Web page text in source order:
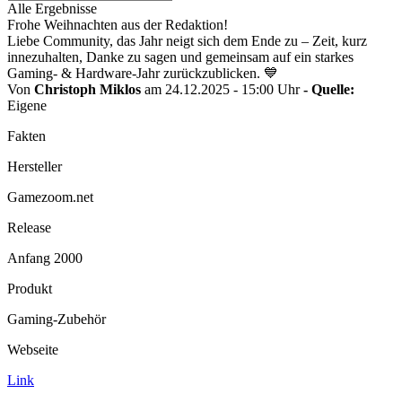
Alle Ergebnisse
Frohe Weihnachten aus der Redaktion!
Liebe Community, das Jahr neigt sich dem Ende zu – Zeit, kurz
innezuhalten, Danke zu sagen und gemeinsam auf ein starkes
Gaming- & Hardware-Jahr zurückzublicken. 💙
Von Christoph Miklos am 24.12.2025 - 15:00 Uhr- Quelle:
Eigene
Fakten
Hersteller
Gamezoom.net
Release
Anfang 2000
Produkt
Gaming-Zubehör
Webseite
Link